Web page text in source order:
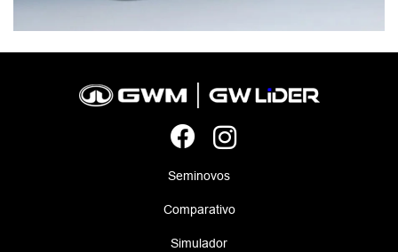
Seminovos
Comparativo
Simulador